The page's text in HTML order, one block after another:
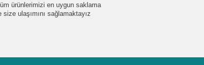
ürünlerimizi en uygun saklama
ulaşımını sağlamaktayız